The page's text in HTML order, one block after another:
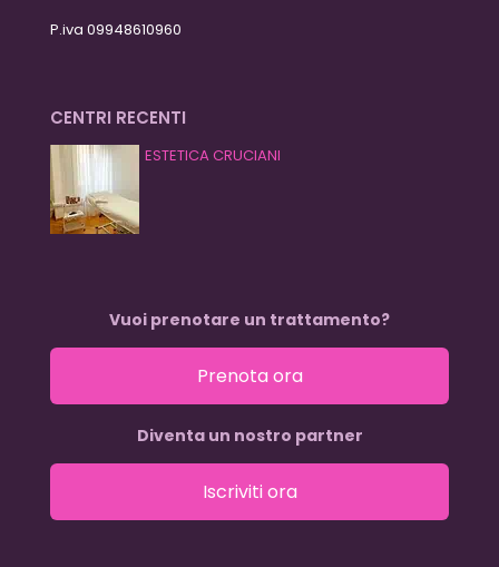
P.iva 09948610960
CENTRI RECENTI
ESTETICA CRUCIANI
Vuoi prenotare un trattamento?
Prenota ora
Diventa un nostro partner
Iscriviti ora